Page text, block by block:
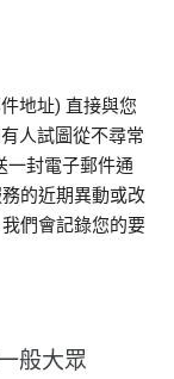
地址) 直接與您
人試圖從不尋常
一封電子郵件通
的近期異動或改
們會記錄您的要
般大眾